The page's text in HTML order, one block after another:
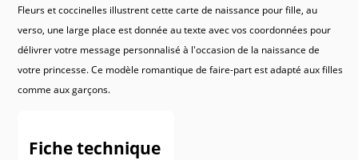
250 ex.230,90 €
300 ex.
275,90 €
400 ex.
320,90 €
500 ex.365,90 €
600 ex.410,90 €
700 ex. 455,90 €
500,90 €
Fleurs et coccinelles illustrent cette carte de naissance pour fille, au
verso, une large place est donnée au texte avec vos coordonnées pour
délivrer votre message personnalisé à l'occasion de la naissance de
votre princesse. Ce modèle romantique de faire-part est adapté aux filles
comme aux garçons.
Fiche technique